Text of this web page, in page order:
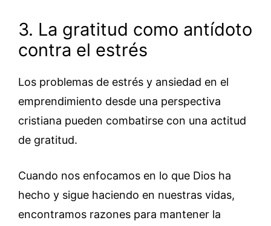
3. La gratitud como antídoto
contra el estrés
Los problemas de estrés y ansiedad en el
emprendimiento desde una perspectiva
cristiana pueden combatirse con una actitud
de gratitud.
Cuando nos enfocamos en lo que Dios ha
hecho y sigue haciendo en nuestras vidas,
encontramos razones para mantener la